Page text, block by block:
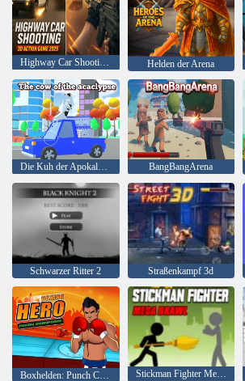
Highway Car Shooting 3D-Actionspiel 2025 Helden der Arena
Die Kuh der Apokalypse BangBangArena
Schwarzer Ritter 2 Straßenkampf 3d
Stickman Fighter Mega Brawl